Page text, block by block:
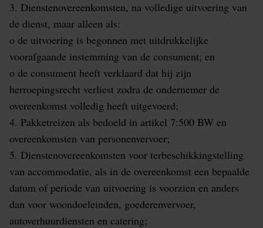
3. Dienstenovereenkomsten, na volledige uitvoering van
de dienst, maar alleen als:
o de uitvoering is begonnen met uitdrukkelijke
voorafgaande instemming van de consument; en
o de consument heeft verklaard dat hij zijn
herroepingsrecht verliest zodra de ondernemer de
overeenkomst volledig heeft uitgevoerd;
4. Pakketreizen als bedoeld in artikel 7:500 BW en
overeenkomsten van personenvervoer;
5. Dienstenovereenkomsten voor terbeschikkingstelling
van accommodatie, als in de overeenkomst een bepaalde
datum of periode van uitvoering is voorzien en anders
dan voor woondoeleinden, goederenvervoer,
autoverhuurdiensten en catering;